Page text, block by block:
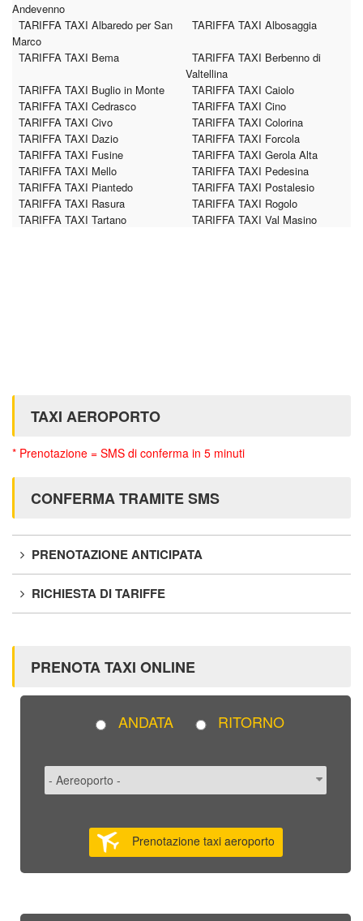
Andevenno
TARIFFA TAXI Albaredo per San
Marco
TARIFFA TAXI Albosaggia
TARIFFA TAXI Bema
TARIFFA TAXI Berbenno di
Valtellina
TARIFFA TAXI Buglio in Monte
TARIFFA TAXI Caiolo
TARIFFA TAXI Cedrasco
TARIFFA TAXI Cino
TARIFFA TAXI Civo
TARIFFA TAXI Colorina
TARIFFA TAXI Dazio
TARIFFA TAXI Forcola
TARIFFA TAXI Fusine
TARIFFA TAXI Gerola Alta
TARIFFA TAXI Mello
TARIFFA TAXI Pedesina
TARIFFA TAXI Piantedo
TARIFFA TAXI Postalesio
TARIFFA TAXI Rasura
TARIFFA TAXI Rogolo
TARIFFA TAXI Tartano
TARIFFA TAXI Val Masino
TAXI AEROPORTO
* Prenotazione = SMS di conferma in 5 minuti
CONFERMA TRAMITE SMS
PRENOTAZIONE ANTICIPATA
RICHIESTA DI TARIFFE
PRENOTA TAXI ONLINE
ANDATA RITORNO
Prenotazione taxi aeroporto